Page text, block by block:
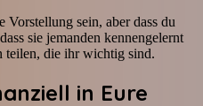
sein, aber dass du
sie jemanden kennengelernt
teilen, die ihr wichtig sind.
in Eure